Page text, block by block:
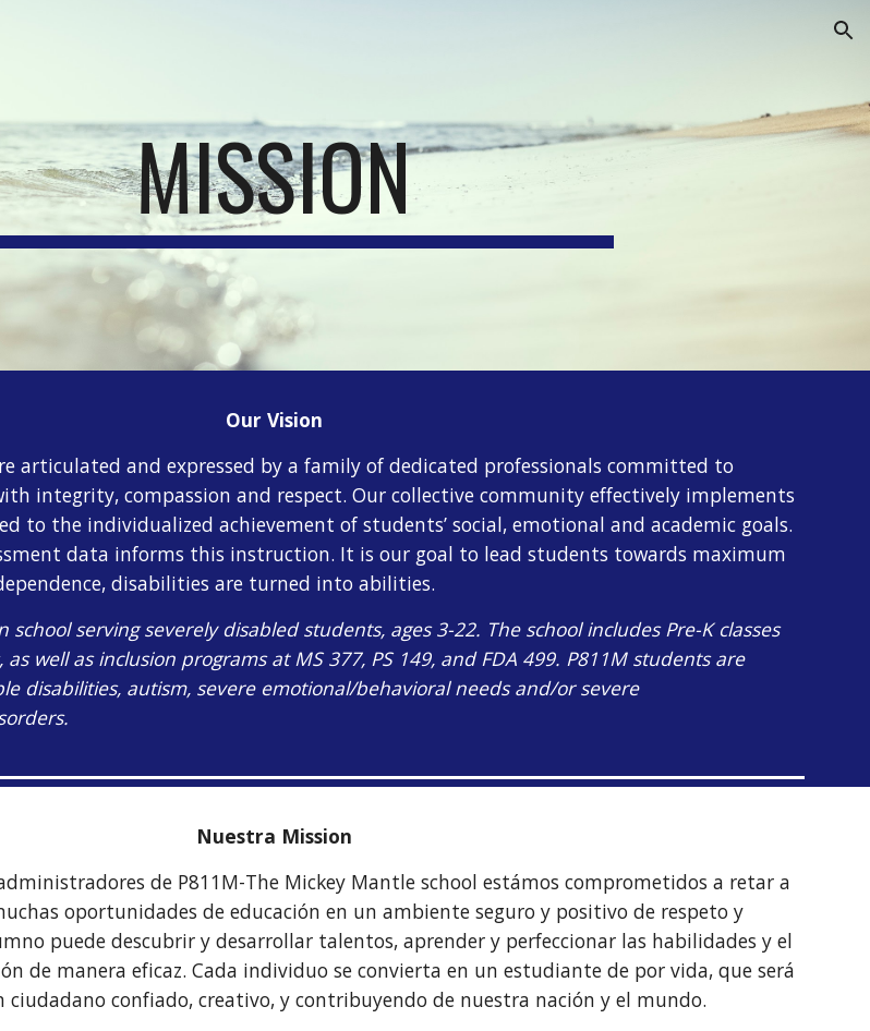
MISSION
Our Vision
articulated and expressed by a family of dedicated professionals committed to
integrity, compassion and respect. Our collective community effectively implements
to the individualized achievement of students’ social, emotional and academic goals.
data informs this instruction. It is our goal to lead students towards maximum
disabilities are turned into abilities.
school serving severely disabled students, ages 3-22. The school includes Pre-K classes
well as inclusion programs at MS 377, PS 149, and FDA 499. P811M students are
disabilities, autism, severe emotional/behavioral needs and/or severe
Nuestra Mission
de P811M-The Mickey Mantle school estámos comprometidos a retar a
oportunidades de educación en un ambiente seguro y positivo de respeto y
puede descubrir y desarrollar talentos, aprender y perfeccionar las habilidades y el
de manera eficaz. Cada individuo se convierta en un estudiante de por vida, que será
ciudadano confiado, creativo, y contribuyendo de nuestra nación y el mundo.